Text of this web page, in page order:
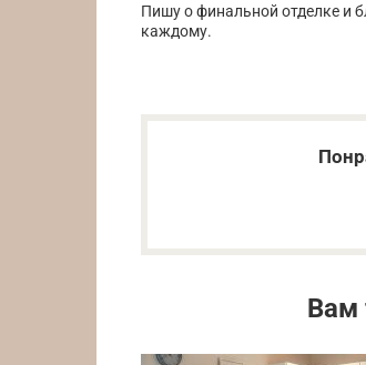
Пишу о финальной отделке и
каждому.
Вам